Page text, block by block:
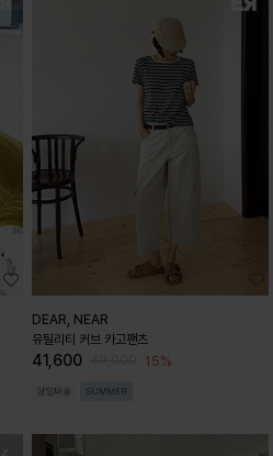
DEAR, NEAR
유틸리티 커브 카고팬츠
41,600 15%